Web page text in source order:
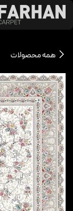
رد شدن به محتوا
همه محصولات